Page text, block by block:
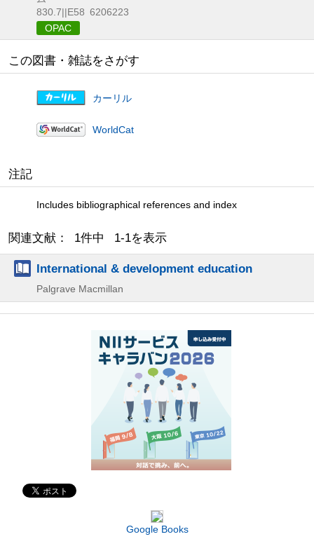
830.7||E58 6206223
OPAC
この図書・雑誌をさがす
カーリル
WorldCat
注記
Includes bibliographical references and index
関連文献： 1件中 1-1を表示
International & development education
Palgrave Macmillan
Google Books